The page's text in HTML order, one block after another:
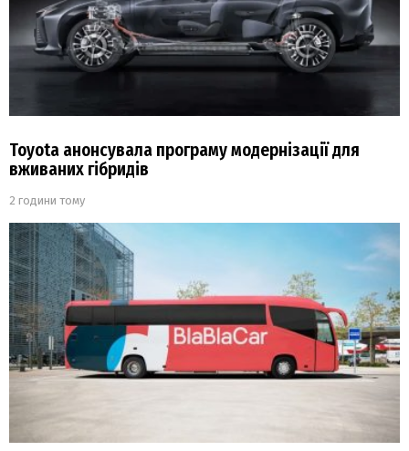
Toyota анонсувала програму модернізації для
вживаних гібридів
2 години тому